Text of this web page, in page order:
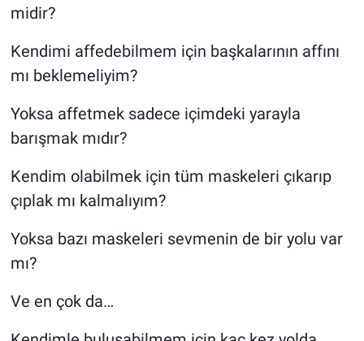
midir?
Kendimi affedebilmem için başkalarının affını
mı beklemeliyim?
Yoksa affetmek sadece içimdeki yarayla
barışmak mıdır?
Kendim olabilmek için tüm maskeleri çıkarıp
çıplak mı kalmalıyım?
Yoksa bazı maskeleri sevmenin de bir yolu var
mı?
Ve en çok da…